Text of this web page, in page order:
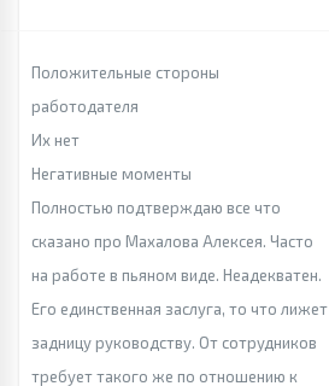
Положительные стороны
работодателя
Их нет
Негативные моменты
Полностью подтверждаю все что
сказано про Махалова Алексея. Часто
на работе в пьяном виде. Неадекватен.
Его единственная заслуга, то что лижет
задницу руководству. От сотрудников
требует такого же по отношению к